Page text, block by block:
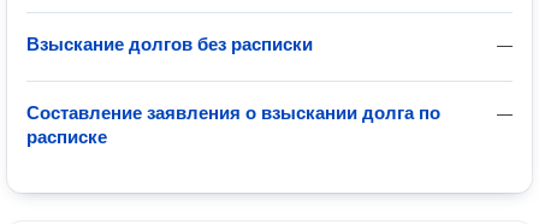
—
Взыскание долгов без расписки
—
Составление заявления о взыскании долга по
расписке